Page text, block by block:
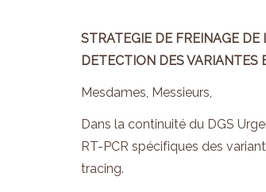
STRATEGIE DE FREINAGE
DETECTION DES
Mesdames, Messieurs,
Dans la continuité du DGS
RT-PCR spécifiques des
tracing.